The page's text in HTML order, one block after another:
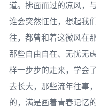
道。拂面而过的凉风，
谁会突然怔住，想起我
往，都曾和着这微风在
那些自由自在、无忧无
样一步步的走来，学会
去长大，那些流年往事
的，满是画着青春记忆